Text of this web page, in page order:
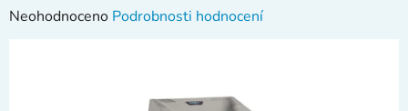
Průměrné
Neohodnoceno Podrobnosti hodnocení